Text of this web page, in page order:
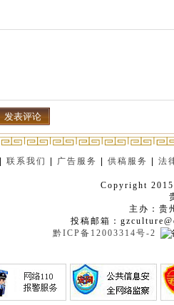
|联系我们 广告服务 |供稿服务 |法
Copyright
主办：贵
投稿邮箱：
黔ICP备12003314号-2